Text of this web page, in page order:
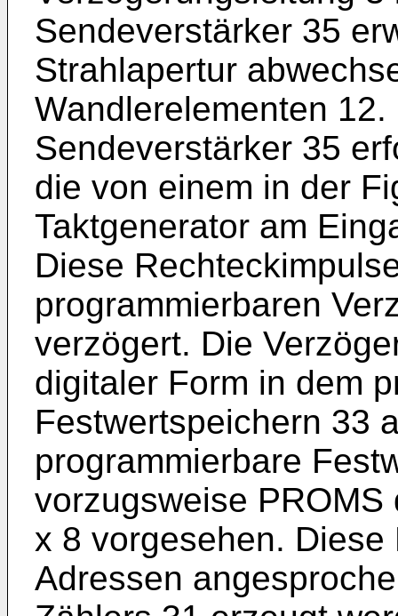
Sendeverstärker 35
Strahlapertur
Wandlerelementen
Sendeverstärker 35
die von einem in der
Taktgenerator am
Diese
programmierbaren
verzögert. Die
digitaler Form in dem
Festwertspeichern 33
programmierbare
vorzugsweise
x 8 vorgesehen.
Adressen